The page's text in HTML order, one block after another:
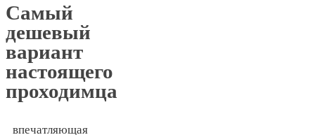
Самый
дешевый
вариант
настоящего
проходимца
впечатляющая